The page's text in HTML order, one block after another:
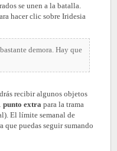
se unen a la batalla.
hacer clic sobre Iridesia
demora. Hay que
recibir algunos objetos
punto extra para la trama
El límite semanal de
que puedas seguir sumando